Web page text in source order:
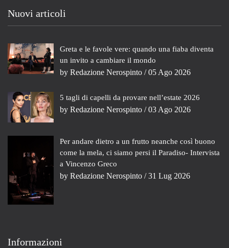
Nuovi articoli
Greta e le favole vere: quando una fiaba diventa
un invito a cambiare il mondo
by Redazione Nerospinto / 05 Ago 2026
5 tagli di capelli da provare nell’estate 2026
by Redazione Nerospinto / 03 Ago 2026
Per andare dietro a un frutto neanche così buono
come la mela, ci siamo persi il Paradiso- Intervista
a Vincenzo Greco
by Redazione Nerospinto / 31 Lug 2026
Informazioni